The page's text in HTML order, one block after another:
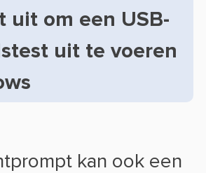
uit om een USB-
uit te voeren
kan ook een